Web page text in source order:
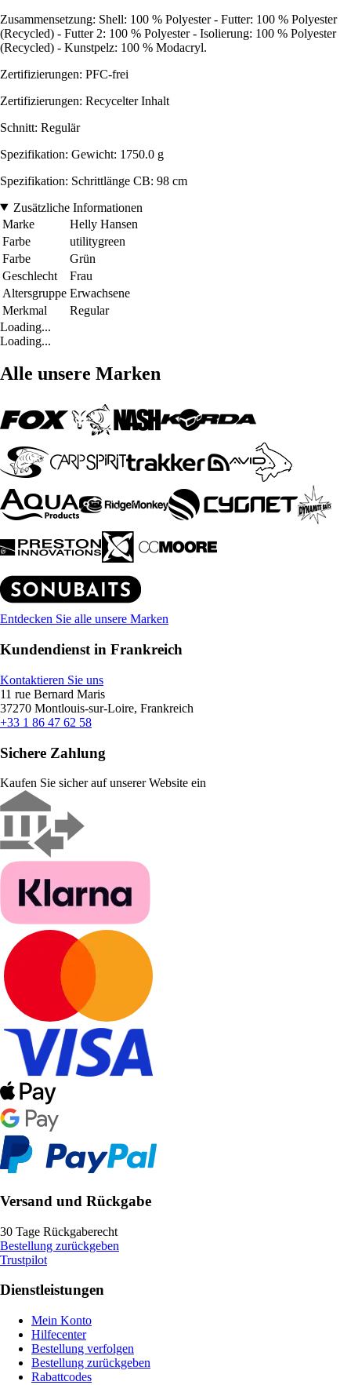
Zusammensetzung: Shell: 100 % Polyester - Futter: 100 % Polyester
(Recycled) - Futter 2: 100 % Polyester - Isolierung: 100 % Polyester
(Recycled) - Kunstpelz: 100 % Modacryl.
Zertifizierungen: PFC-frei
Zertifizierungen: Recycelter Inhalt
Schnitt: Regulär
Spezifikation: Gewicht: 1750.0 g
Spezifikation: Schrittlänge CB: 98 cm
Zusätzliche Informationen
Marke
Helly Hansen
Farbe
utilitygreen
Farbe
Grün
Geschlecht
Frau
Altersgruppe Erwachsene
Merkmal
Regular
Loading...
Loading...
Alle unsere Marken
Entdecken Sie alle unsere Marken
Kundendienst in Frankreich
Kontaktieren Sie uns
11 rue Bernard Maris
37270 Montlouis-sur-Loire, Frankreich
+33 1 86 47 62 58
Sichere Zahlung
Kaufen Sie sicher auf unserer Website ein
Versand und Rückgabe
30 Tage Rückgaberecht
Bestellung zurückgeben
Trustpilot
Dienstleistungen
Mein Konto
Hilfecenter
Bestellung verfolgen
Bestellung zurückgeben
Rabattcodes